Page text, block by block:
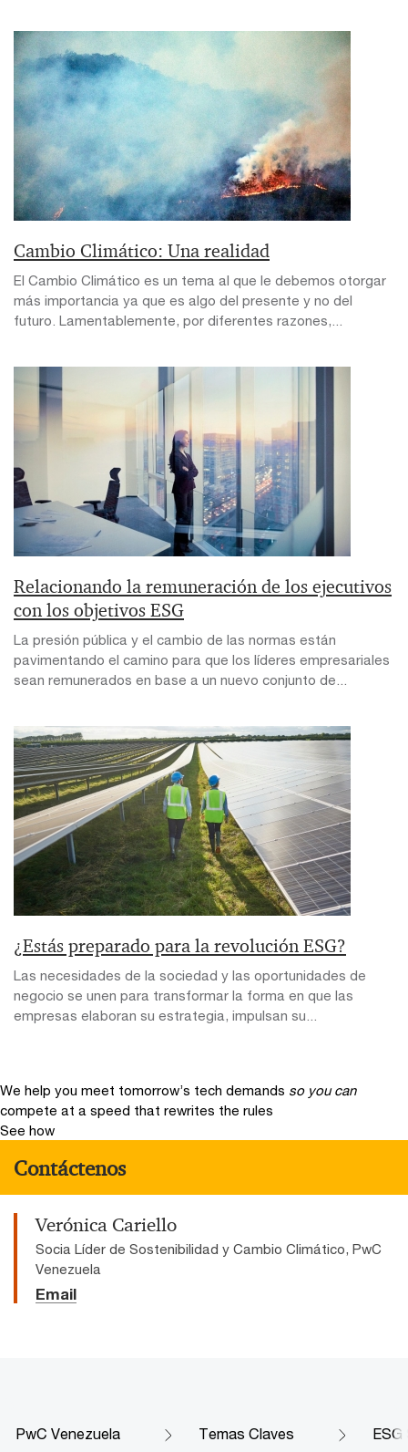
Cambio Climático: Una realidad
El Cambio Climático es un tema al que le debemos otorgar
más importancia ya que es algo del presente y no del
futuro. Lamentablemente, por diferentes razones,...
Relacionando la remuneración de los ejecutivos
con los objetivos ESG
La presión pública y el cambio de las normas están
pavimentando el camino para que los líderes empresariales
sean remunerados en base a un nuevo conjunto de...
¿Estás preparado para la revolución ESG?
Las necesidades de la sociedad y las oportunidades de
negocio se unen para transformar la forma en que las
empresas elaboran su estrategia, impulsan su...
We help you meet tomorrow’s tech demands so you can
compete at a speed that rewrites the rules
See how
Contáctenos
Verónica Cariello
Socia Líder de Sostenibilidad y Cambio Climático, PwC
Venezuela
Email
PwC Venezuela Temas Claves ESG